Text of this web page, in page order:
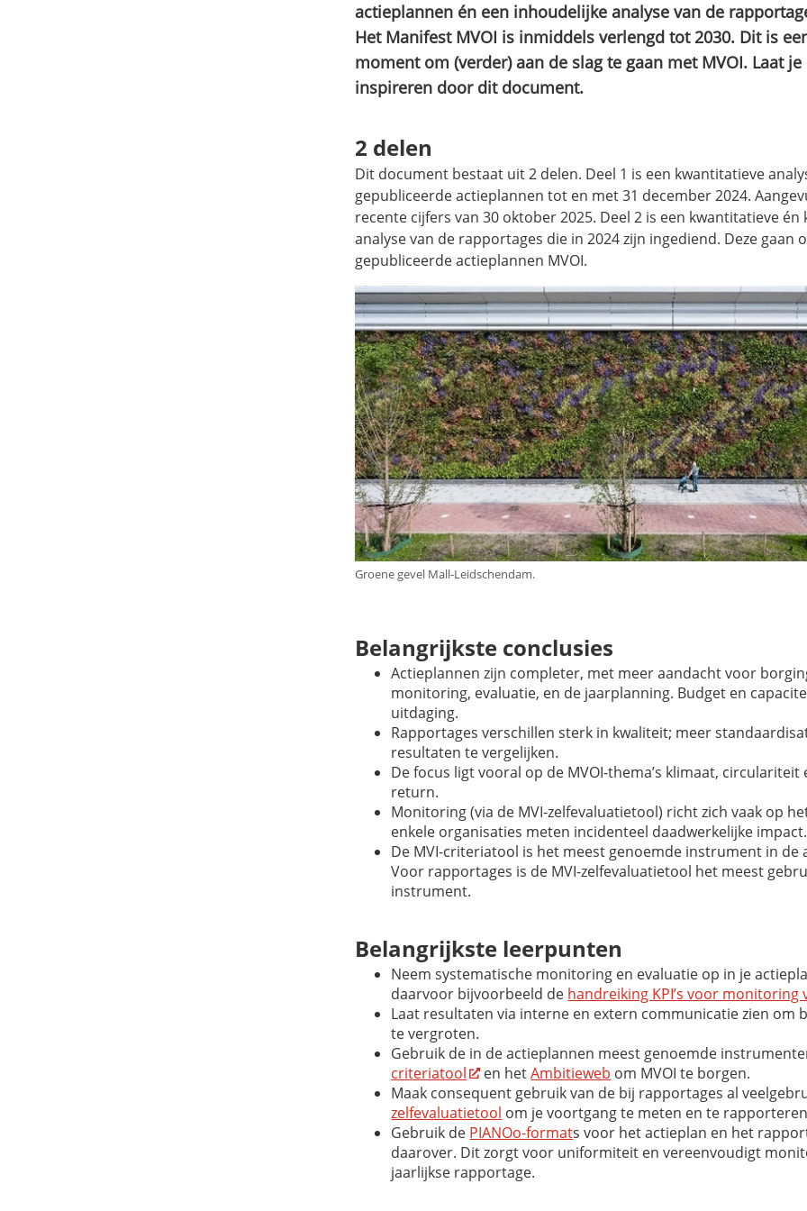
actieplannen én een inhoudelijke analyse van de
Het Manifest MVOI is inmiddels verlengd tot 2030. Dit is
moment om (verder) aan de slag te gaan met MVOI. Laat
inspireren door dit document.
2 delen
Dit document bestaat uit 2 delen. Deel 1 is een kwantitatieve
gepubliceerde actieplannen tot en met 31 december 2024.
recente cijfers van 30 oktober 2025. Deel 2 is een kwantitatieve én
analyse van de rapportages die in 2024 zijn ingediend. Deze gaan
gepubliceerde actieplannen MVOI.
Groene gevel Mall-Leidschendam.
Belangrijkste conclusies
Actieplannen zijn completer, met meer aandacht voor
monitoring, evaluatie, en de jaarplanning. Budget en
uitdaging.
Rapportages verschillen sterk in kwaliteit; meer
resultaten te vergelijken.
De focus ligt vooral op de MVOI-thema’s klimaat, circulariteit
return.
Monitoring (via de MVI-zelfevaluatietool) richt zich vaak op
enkele organisaties meten incidenteel daadwerkelijke impact.
De MVI-criteriatool is het meest genoemde instrument in de
Voor rapportages is de MVI-zelfevaluatietool het meest
instrument.
Belangrijkste leerpunten
Neem systematische monitoring en evaluatie op in je
daarvoor bijvoorbeeld de handreiking KPI’s voor monitoring
Laat resultaten via interne en extern communicatie zien om
te vergroten.
Gebruik de in de actieplannen meest genoemde
criteriatool
en hetAmbitieweb om MVOI te borgen.
Maak consequent gebruik van de bij rapportages al
zelfevaluatietool om je voortgang te meten en te
Gebruik de PIANOo-formats voor het actieplan en het
daarover. Dit zorgt voor uniformiteit en vereenvoudigt
jaarlijkse rapportage.